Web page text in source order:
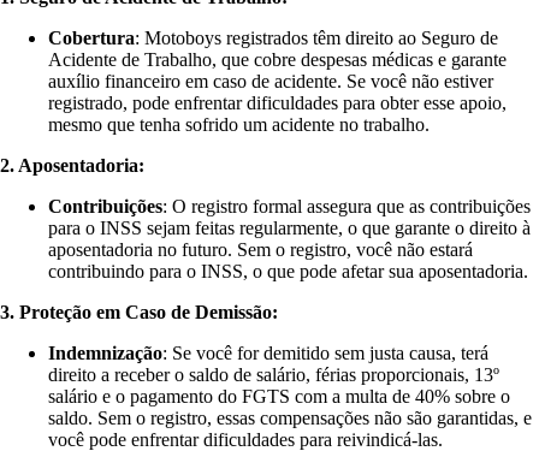
Cobertura: Motoboys registrados têm direito ao Seguro de
Acidente de Trabalho, que cobre despesas médicas e garante
auxílio financeiro em caso de acidente. Se você não estiver
registrado, pode enfrentar dificuldades para obter esse apoio,
mesmo que tenha sofrido um acidente no trabalho.
2. Aposentadoria:
Contribuições: O registro formal assegura que as contribuições
para o INSS sejam feitas regularmente, o que garante o direito à
aposentadoria no futuro. Sem o registro, você não estará
contribuindo para o INSS, o que pode afetar sua aposentadoria.
3. Proteção em Caso de Demissão:
Indemnização: Se você for demitido sem justa causa, terá
direito a receber o saldo de salário, férias proporcionais, 13º
salário e o pagamento do FGTS com a multa de 40% sobre o
saldo. Sem o registro, essas compensações não são garantidas, e
você pode enfrentar dificuldades para reivindicá-las.